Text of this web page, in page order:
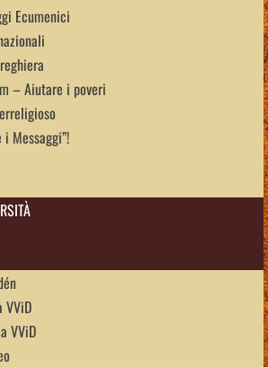
Ecumenici
– Aiutare i poveri
Messaggi”!
VViD
VViD